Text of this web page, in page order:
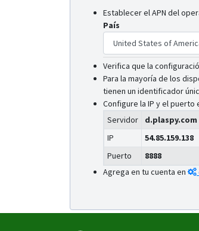
Establecer el APN del
País
Verifica que la
Para la mayoría de los
tienen un identificador
Configure la IP y el
Servidor
d.plaspy.com
IP
54.85.159.138
Puerto
8888
Agrega en tu cuenta en